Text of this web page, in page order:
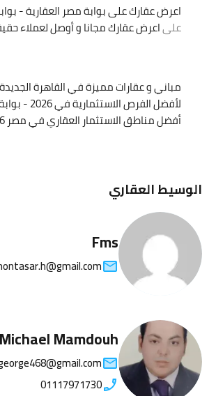
اعرض عقارك على بوابة مصر العقارية -
علىاعرض عقارك مجانا و أوصل لعملاء
مباني و عقارات مميزة في القاهرة
لأفضل الفرص الاستثمارية في 2026 - بوابة مصر العقارية
أفضل مناطق الاستثمار العقاري في مصر 2026
الوسيط العقاري
Fms
Michael Mamdouh
01117971730